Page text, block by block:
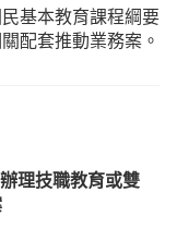
基本教育課程綱要
配套推動業務案。
理技職教育或雙